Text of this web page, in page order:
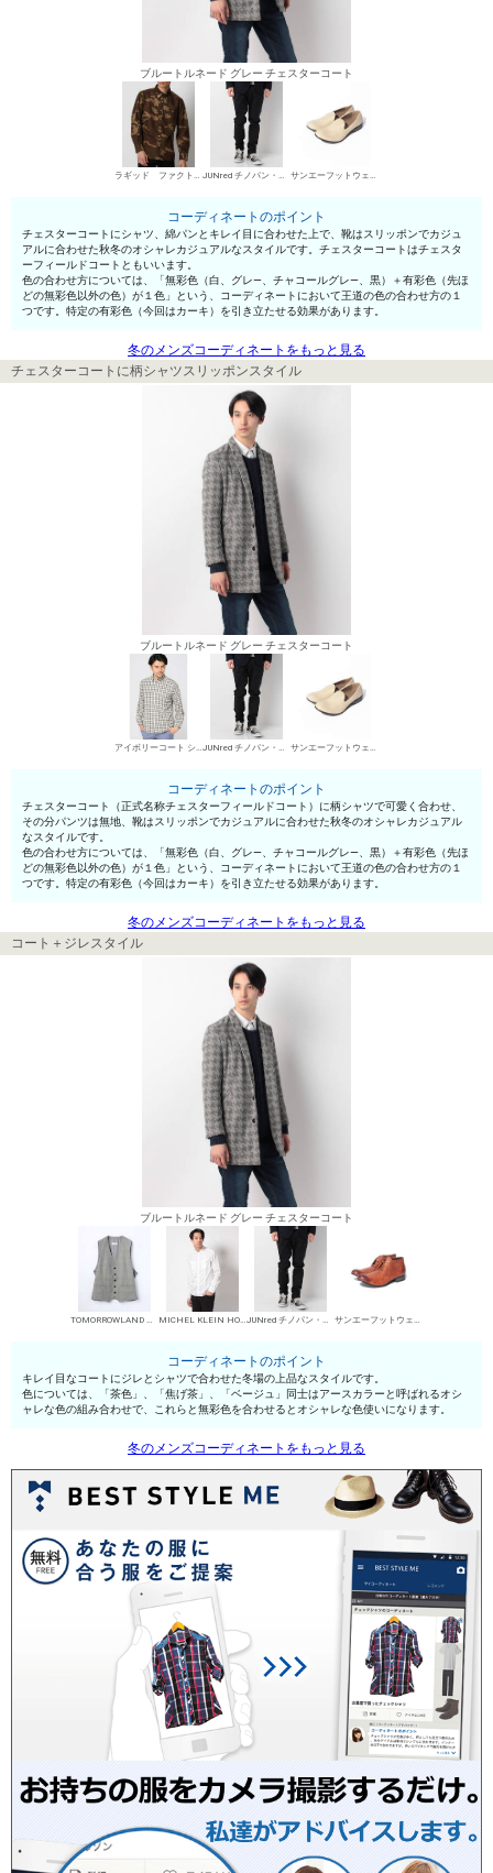
ブルートルネード グレー チェスターコート
ラギッド ファクトリー シャツ JUNred チノパン・綿パン サンエーフットウェア スリッポン
コーディネートのポイント
チェスターコートにシャツ、綿パンとキレイ目に合わせた上で、靴はスリッポンでカジュ
アルに合わせた秋冬のオシャレカジュアルなスタイルです。チェスターコートはチェスタ
ーフィールドコートともいいます。
色の合わせ方については、「無彩色（白、グレ—、チャコールグレ—、黒）＋有彩色（先ほ
どの無彩色以外の色）が１色」という、コーディネートにおいて王道の色の合わせ方の１
つです。特定の有彩色（今回はカーキ）を引き立たせる効果があります。
冬のメンズコーディネートをもっと見る
チェスターコートに柄シャツスリッポンスタイル
ブルートルネード グレー チェスターコート
アイボリーコート シャツ JUNred チノパン・綿パン サンエーフットウェア スリッポン
コーディネートのポイント
チェスターコート（正式名称チェスターフィールドコート）に柄シャツで可愛く合わせ、
その分パンツは無地、靴はスリッポンでカジュアルに合わせた秋冬のオシャレカジュアル
なスタイルです。
色の合わせ方については、「無彩色（白、グレ—、チャコールグレ—、黒）＋有彩色（先ほ
どの無彩色以外の色）が１色」という、コーディネートにおいて王道の色の合わせ方の１
つです。特定の有彩色（今回はカーキ）を引き立たせる効果があります。
冬のメンズコーディネートをもっと見る
コート＋ジレスタイル
ブルートルネード グレー チェスターコート
TOMORROWLAND MENS ジレ MICHEL KLEIN HOMME シャツ JUNred チノパン・綿パン サンエーフットウェア 短靴・レザーシューズ
コーディネートのポイント
キレイ目なコートにジレとシャツで合わせた冬場の上品なスタイルです。
色については、「茶色」、「焦げ茶」、「ベージュ」同士はアースカラーと呼ばれるオシ
ャレな色の組み合わせで、これらと無彩色を合わせるとオシャレな色使いになります。
冬のメンズコーディネートをもっと見る